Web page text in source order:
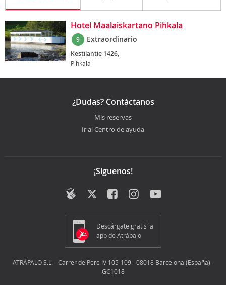
Hotel Maalaiskartano Pihkala
9 Extraordinario
Kestiläntie 1426,
Pihkala
¿Dudas? Contáctanos
Mis reservas
Ir al Centro de ayuda
¡Síguenos!
Descárgate gratis la
app de Atrápalo
ATRÁPALO S.L. - Carrer de Pere IV 105-109 - 08018 Barcelona (España) -
GC1018